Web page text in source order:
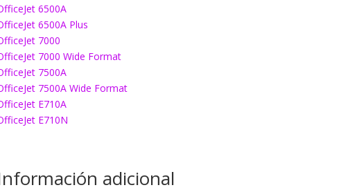
6500A
6500A Plus
7000
7000 Wide Format
7500A
7500A Wide Format
E710A
E710N
adicional